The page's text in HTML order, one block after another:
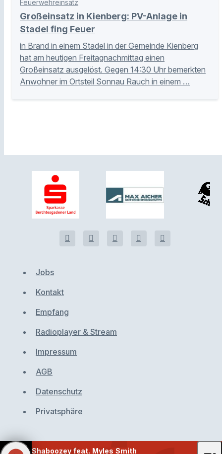
Feuerwehreinsatz
Großeinsatz in Kienberg: PV-Anlage in
Stadel fing Feuer
in Brand in einem Stadel in der Gemeinde Kienberg
hat am heutigen Freitagnachmittag einen
Großeinsatz ausgelöst. Gegen 14:30 Uhr bemerkten
Anwohner im Ortsteil Sonnau Rauch in einem …
Jobs
Kontakt
Empfang
Radioplayer & Stream
Impressum
AGB
Datenschutz
Privatsphäre
Shaboozey feat. Myles Smith